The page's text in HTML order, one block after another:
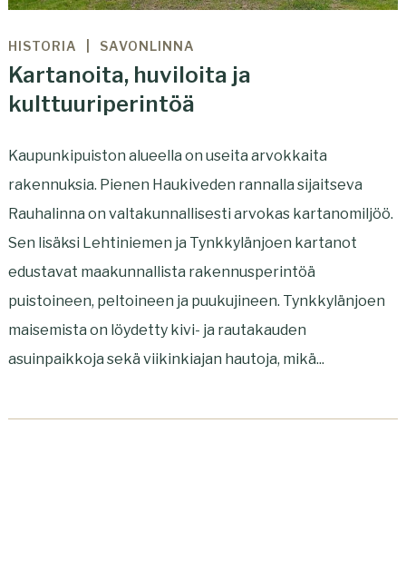
HISTORIA SAVONLINNA
Kartanoita, huviloita ja
kulttuuriperintöä
Kaupunkipuiston alueella on useita arvokkaita
rakennuksia. Pienen Haukiveden rannalla sijaitseva
Rauhalinna on valtakunnallisesti arvokas kartanomiljöö.
Sen lisäksi Lehtiniemen ja Tynkkylänjoen kartanot
edustavat maakunnallista rakennusperintöä
puistoineen, peltoineen ja puukujineen. Tynkkylänjoen
maisemista on löydetty kivi- ja rautakauden
asuinpaikkoja sekä viikinkiajan hautoja, mikä...